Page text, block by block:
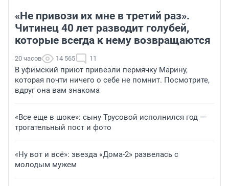
«Не привози их мне в третий раз».
Читинец 40 лет разводит голубей,
которые всегда к нему возвращаются
20 часов 14 565 11
В уфимский приют привезли пермячку Марину,
которая почти ничего о себе не помнит. Посмотрите,
вдруг она вам знакома
«Все еще в шоке»: сыну Трусовой исполнился год —
трогательный пост и фото
«Ну вот и всё»: звезда «Дома-2» развелась с
молодым мужем